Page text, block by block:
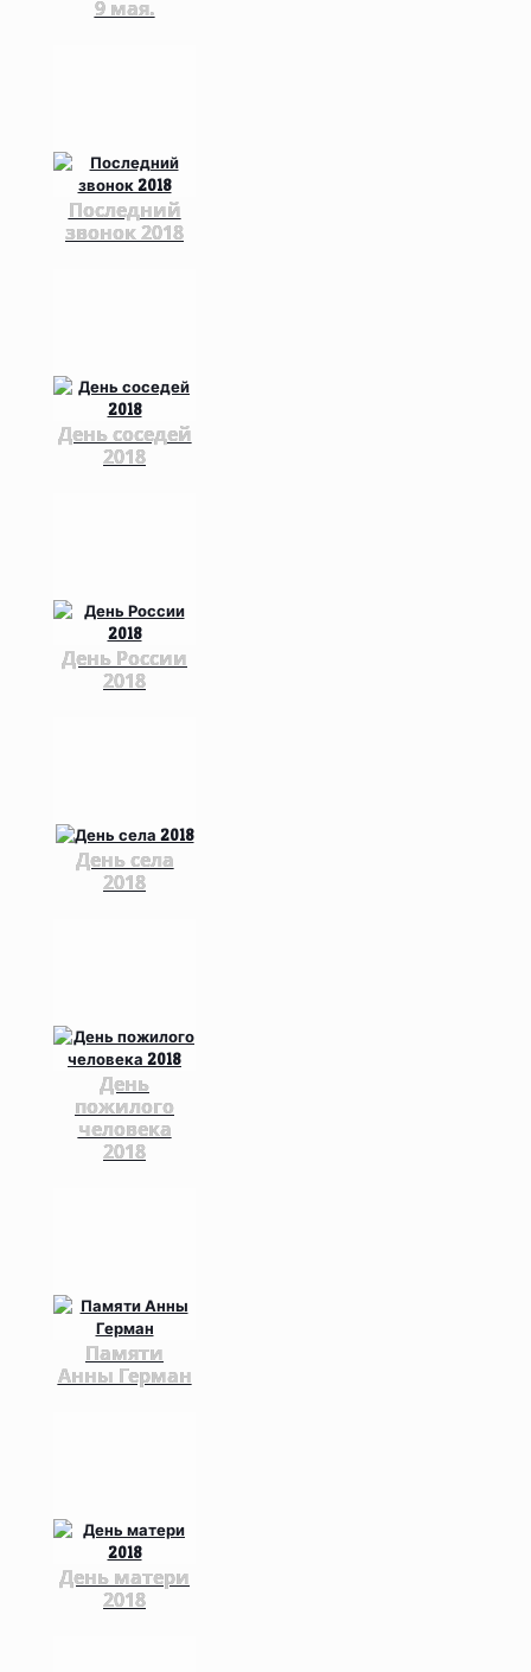
9 мая.
Последний
звонок 2018
День соседей
2018
День России
2018
День села
2018
День
пожилого
человека
2018
Памяти
Анны Герман
День матери
2018